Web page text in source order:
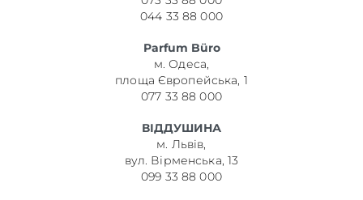
044 33 88 000
Parfum Büro
м. Одеса,
площа Європейська, 1
077 33 88 000
ВІДДУШИНА
м. Львів,
вул. Вірменська, 13
099 33 88 000